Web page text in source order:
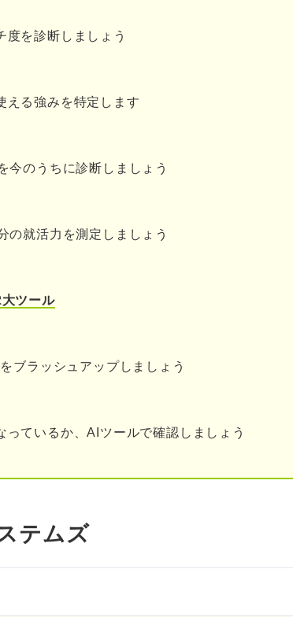
を冷静に判断しよう
度を診断しましょう
える強みを特定します
今のうちに診断しましょう
の就活力を測定しましょう
ツール
ブラッシュアップしましょう
ているか、AIツールで確認しましょう
テムズ